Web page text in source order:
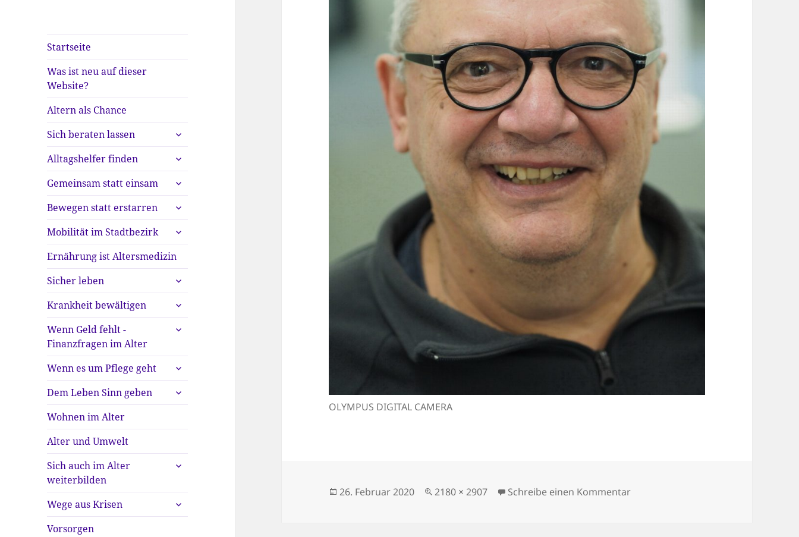
Startseite
Was ist neu auf dieser
Website?
Altern als Chance
Sich beraten lassen
untermenü
anzeigen
Alltagshelfer finden
untermenü
anzeigen
Gemeinsam statt einsam
untermenü
anzeigen
Bewegen statt erstarren
untermenü
anzeigen
Mobilität im Stadtbezirk
untermenü
anzeigen
Ernährung ist Altersmedizin
Sicher leben
untermenü
anzeigen
Krankheit bewältigen
untermenü
anzeigen
Wenn Geld fehlt -
Finanzfragen im Alter
untermenü
Wenn es um Pflege geht
untermenü
anzeigen
Dem Leben Sinn geben
untermenü
anzeigen
Wohnen im Alter
Alter und Umwelt
Sich auch im Alter
weiterbilden
untermenü
Wege aus Krisen
untermenü
anzeigen
Vorsorgen
OLYMPUS DIGITAL CAMERA
Veröffentlicht
26. Februar 2020
Volle
2180 × 2907 Schreibe einen Kommentarzu OLYMPUS DIGITAL CAMERA